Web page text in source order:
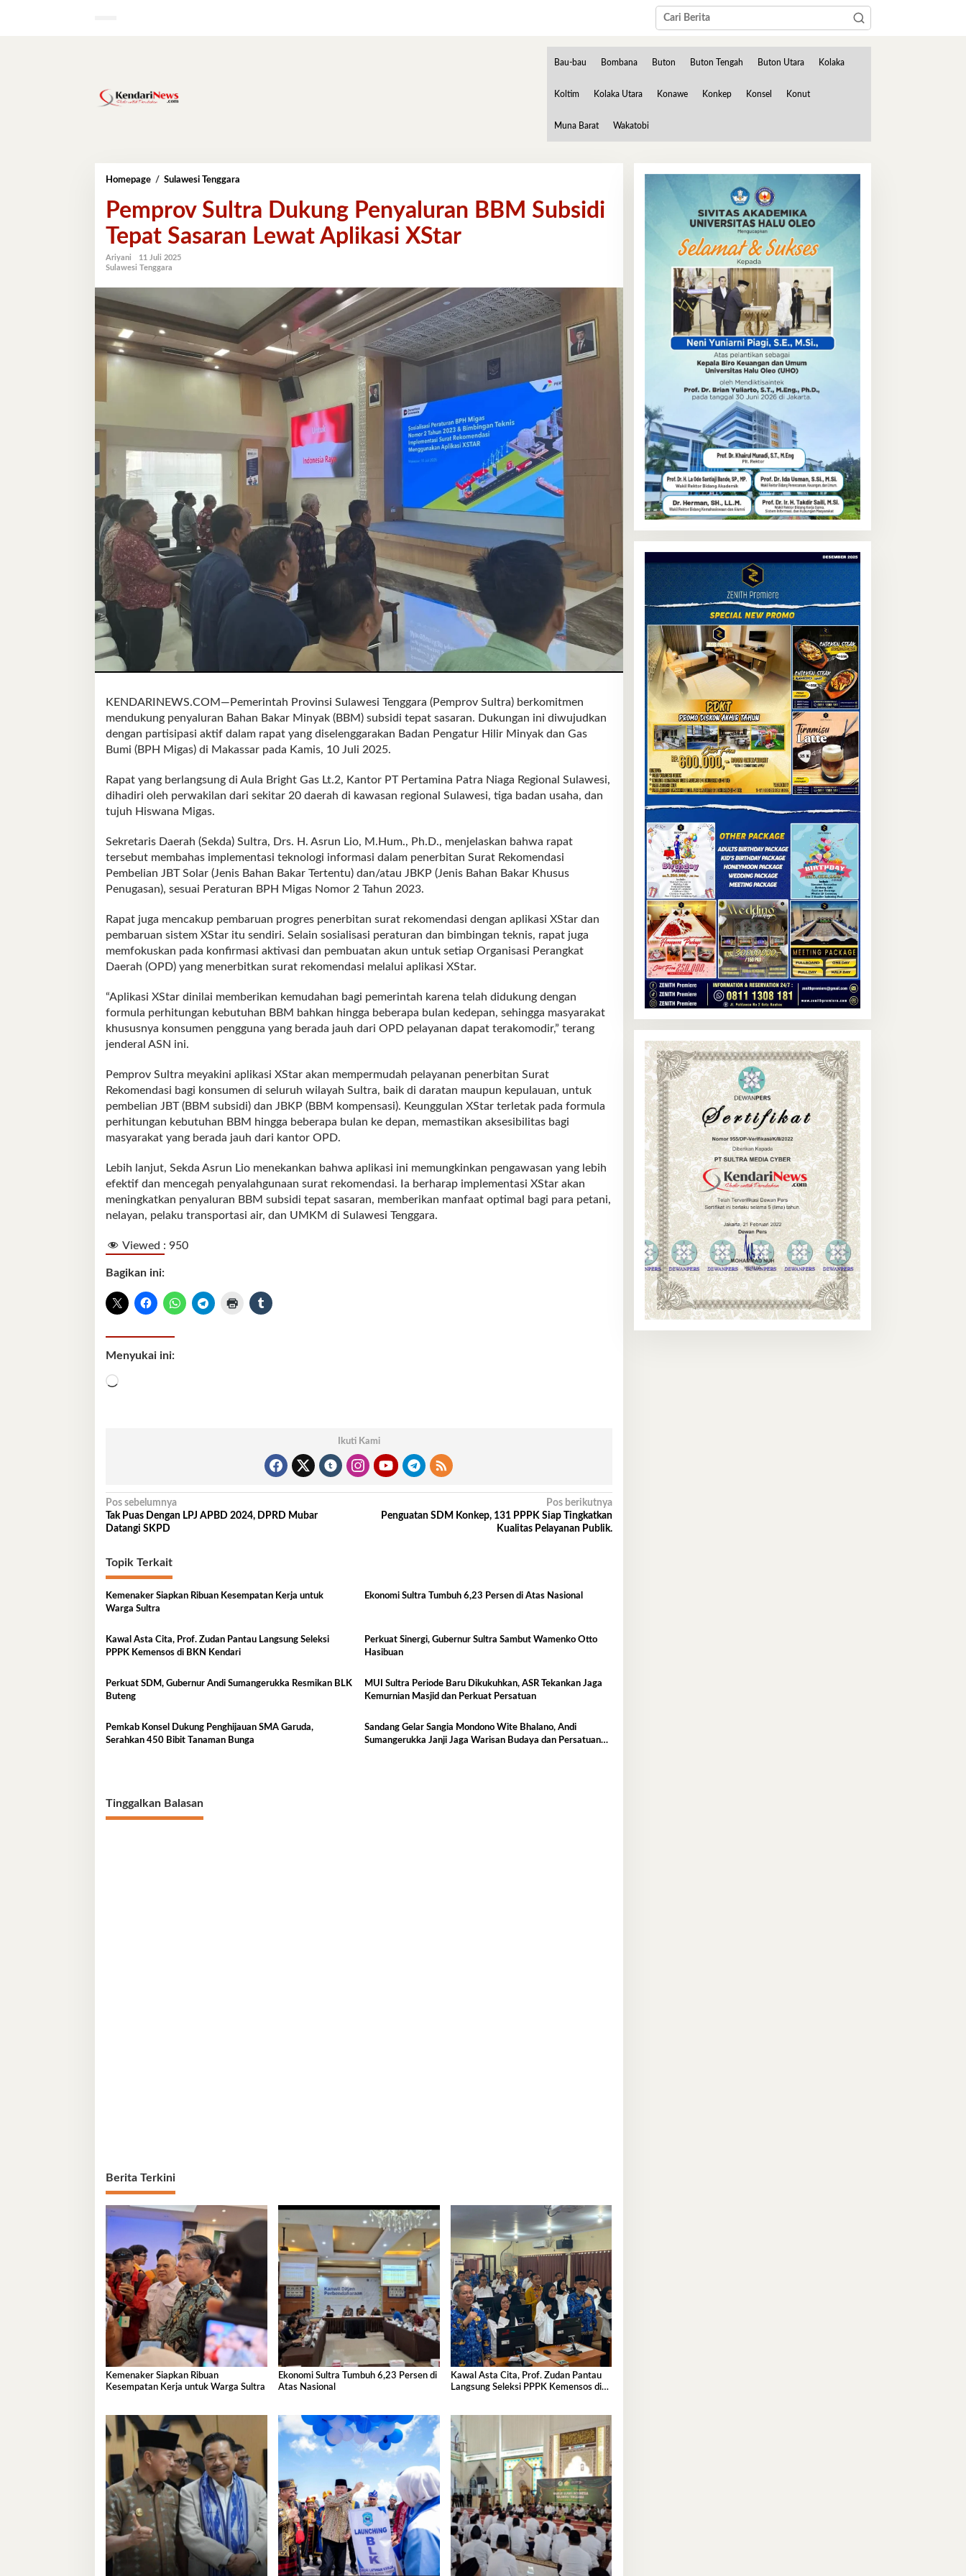
Bau-bau Bombana Buton Buton Tengah Buton Utara Kolaka
Koltim Kolaka Utara Konawe Konkep Konsel Konut
Muna Barat Wakatobi
Homepage / Sulawesi Tenggara
Dukung
Penyaluran
BBM
Subsidi
XStar
Pemprov Sultra Dukung Penyaluran BBM Subsidi
Tepat Sasaran Lewat Aplikasi XStar
Ariyani
11 Juli 2025
Sulawesi Tenggara
KENDARINEWS.COM—Pemerintah Provinsi Sulawesi Tenggara (Pemprov Sultra) berkomitmen
mendukung penyaluran Bahan Bakar Minyak (BBM) subsidi tepat sasaran. Dukungan ini diwujudkan
dengan partisipasi aktif dalam rapat yang diselenggarakan Badan Pengatur Hilir Minyak dan Gas
Bumi (BPH Migas) di Makassar pada Kamis, 10 Juli 2025.
Rapat yang berlangsung di Aula Bright Gas Lt.2, Kantor PT Pertamina Patra Niaga Regional Sulawesi,
dihadiri oleh perwakilan dari sekitar 20 daerah di kawasan regional Sulawesi, tiga badan usaha, dan
tujuh Hiswana Migas.
Sekretaris Daerah (Sekda) Sultra, Drs. H. Asrun Lio, M.Hum., Ph.D., menjelaskan bahwa rapat
tersebut membahas implementasi teknologi informasi dalam penerbitan Surat Rekomendasi
Pembelian JBT Solar (Jenis Bahan Bakar Tertentu) dan/atau JBKP (Jenis Bahan Bakar Khusus
Penugasan), sesuai Peraturan BPH Migas Nomor 2 Tahun 2023.
Rapat juga mencakup pembaruan progres penerbitan surat rekomendasi dengan aplikasi XStar dan
pembaruan sistem XStar itu sendiri. Selain sosialisasi peraturan dan bimbingan teknis, rapat juga
memfokuskan pada konfirmasi aktivasi dan pembuatan akun untuk setiap Organisasi Perangkat
Daerah (OPD) yang menerbitkan surat rekomendasi melalui aplikasi XStar.
“Aplikasi XStar dinilai memberikan kemudahan bagi pemerintah karena telah didukung dengan
formula perhitungan kebutuhan BBM bahkan hingga beberapa bulan kedepan, sehingga masyarakat
khususnya konsumen pengguna yang berada jauh dari OPD pelayanan dapat terakomodir,” terang
jenderal ASN ini.
Pemprov Sultra meyakini aplikasi XStar akan mempermudah pelayanan penerbitan Surat
Rekomendasi bagi konsumen di seluruh wilayah Sultra, baik di daratan maupun kepulauan, untuk
pembelian JBT (BBM subsidi) dan JBKP (BBM kompensasi). Keunggulan XStar terletak pada formula
perhitungan kebutuhan BBM hingga beberapa bulan ke depan, memastikan aksesibilitas bagi
masyarakat yang berada jauh dari kantor OPD.
Lebih lanjut, Sekda Asrun Lio menekankan bahwa aplikasi ini memungkinkan pengawasan yang lebih
efektif dan mencegah penyalahgunaan surat rekomendasi. Ia berharap implementasi XStar akan
meningkatkan penyaluran BBM subsidi tepat sasaran, memberikan manfaat optimal bagi para petani,
nelayan, pelaku transportasi air, dan UMKM di Sulawesi Tenggara.
Viewed : 950
Bagikan ini:
Menyukai ini:
Memuat...
Ikuti Kami
Navigasi
pos
Pos sebelumnya
Tak Puas Dengan LPJ APBD 2024, DPRD Mubar
Datangi SKPD
Pos berikutnya
Penguatan SDM Konkep, 131 PPPK Siap Tingkatkan
Kualitas Pelayanan Publik.
Topik Terkait
Kemenaker Siapkan Ribuan Kesempatan Kerja untuk
Warga Sultra
Ekonomi Sultra Tumbuh 6,23 Persen di Atas Nasional
Kawal Asta Cita, Prof. Zudan Pantau Langsung Seleksi
PPPK Kemensos di BKN Kendari
Perkuat Sinergi, Gubernur Sultra Sambut Wamenko Otto
Hasibuan
Perkuat SDM, Gubernur Andi Sumangerukka Resmikan BLK
Buteng
MUI Sultra Periode Baru Dikukuhkan, ASR Tekankan Jaga
Kemurnian Masjid dan Perkuat Persatuan
Pemkab Konsel Dukung Penghijauan SMA Garuda,
Serahkan 450 Bibit Tanaman Bunga
Sandang Gelar Sangia Mondono Wite Bhalano, Andi
Sumangerukka Janji Jaga Warisan Budaya dan Persatuan
Tinggalkan Balasan
Berita Terkini
Kemenaker Siapkan Ribuan
Kesempatan Kerja untuk Warga Sultra
Ekonomi Sultra Tumbuh 6,23 Persen di
Atas Nasional
Kawal Asta Cita, Prof. Zudan Pantau
Langsung Seleksi PPPK Kemensos di